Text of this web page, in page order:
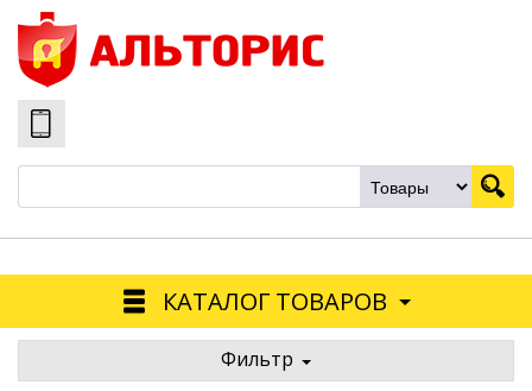
КАТАЛОГ ТОВАРОВ
Фильтр